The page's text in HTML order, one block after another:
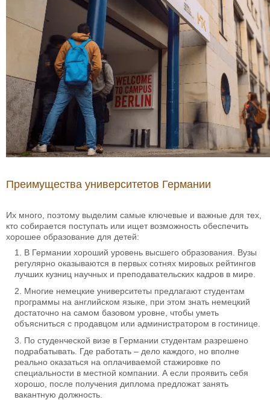
Преимущества университетов Германии
Их много, поэтому выделим самые ключевые и важные для тех,
кто собирается поступать или ищет возможность обеспечить
хорошее образование для детей:
В Германии хороший уровень высшего образования. Вузы
регулярно оказываются в первых сотнях мировых рейтингов
лучших кузниц научных и преподавательских кадров в мире.
Многие немецкие университеты предлагают студентам
программы на английском языке, при этом знать немецкий
достаточно на самом базовом уровне, чтобы уметь
объясниться с продавцом или администратором в гостинице.
По студенческой визе в Германии студентам разрешено
подрабатывать. Где работать – дело каждого, но вполне
реально оказаться на оплачиваемой стажировке по
специальности в местной компании. А если проявить себя
хорошо, после получения диплома предложат занять
вакантную должность.